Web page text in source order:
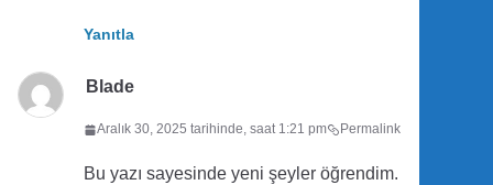
Yanıtla
Blade
Aralık 30, 2025 tarihinde, saat 1:21 pm Permalink
Bu yazı sayesinde yeni şeyler öğrendim.